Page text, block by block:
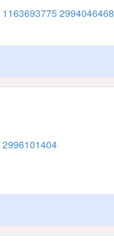
11636937752994046468
2996101404